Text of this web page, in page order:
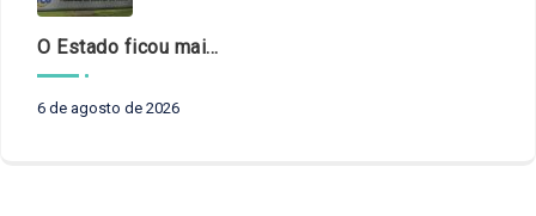
O Estado ficou mais complexo. O controle precisa acompanhar
6 de agosto de 2026